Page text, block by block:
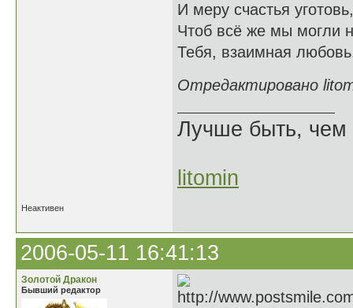
И меру счастья уготовь,
Чтоб всё же мы могли
Тебя, взаимная
Отредактировано
Лучше быть, чем
litomin
Неактивен
2006-05-11 16:41:13
Золотой Дракон
Бывший редактор